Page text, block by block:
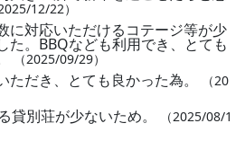
2025/12/22）
に対応いただけるコテージ等が少
た。BBQなども利用でき、とても
（2025/09/29）
ただき、とても良かった為。
（20
貸別荘が少ないため。
（2025/08/1